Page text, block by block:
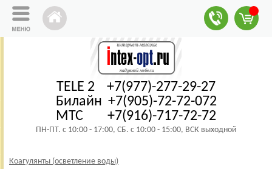
TELE 2 +7(977)-277-29-27
Билайн +7(905)-72-72-072
МТС +7(916)-717-72-72
ПН-ПТ. с 10:00 - 17:00, СБ. с 10:00 - 15:00, ВСК выходной
Коагулянты (осветление воды)